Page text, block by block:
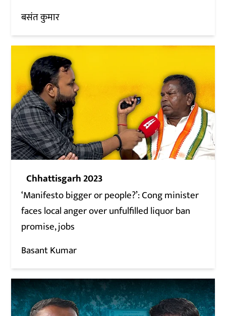
बसंत कुमार
Chhattisgarh 2023
‘Manifesto bigger or people?’: Cong minister
faces local anger over unfulfilled liquor ban
promise, jobs
Basant Kumar